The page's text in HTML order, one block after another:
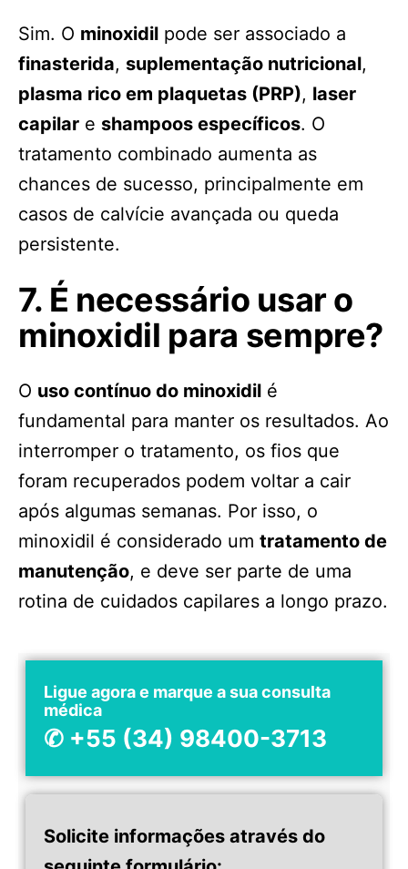
Sim. O minoxidil pode ser associado a
finasterida, suplementação nutricional,
plasma rico em plaquetas (PRP), laser
capilar e shampoos específicos. O
tratamento combinado aumenta as
chances de sucesso, principalmente em
casos de calvície avançada ou queda
persistente.
7. É necessário usar o
minoxidil para sempre?
O uso contínuo do minoxidil é
fundamental para manter os resultados. Ao
interromper o tratamento, os fios que
foram recuperados podem voltar a cair
após algumas semanas. Por isso, o
minoxidil é considerado um tratamento de
manutenção, e deve ser parte de uma
rotina de cuidados capilares a longo prazo.
Ligue agora e marque a sua consulta
médica
✆ +55 (34) 98400-3713
Solicite informações através do